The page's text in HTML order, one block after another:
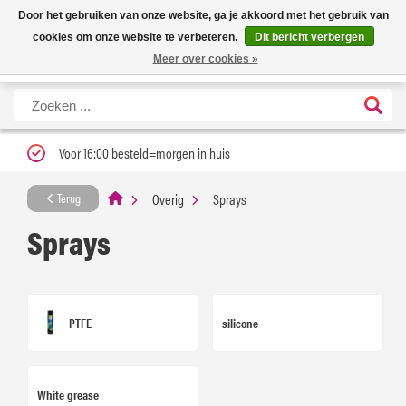
Nieuwe levertijd: 1 tot 3 werkdagen | Nu 25% korting op gehele assortiment
Carfume met kortingscode ''verfrissend''
X
Voor 16:00 besteld=morgen in huis
Terug Overig Sprays
Sprays
PTFE silicone
White grease
Door het gebruiken van onze website, ga je akkoord met het gebruik van
cookies om onze website te verbeteren.
Dit bericht verbergen
Meer over cookies »